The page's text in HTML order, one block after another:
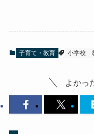
子育て・教育 小学校
よかっ